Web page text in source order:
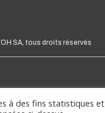
SA, tous droits réservés
à des fins statistiques